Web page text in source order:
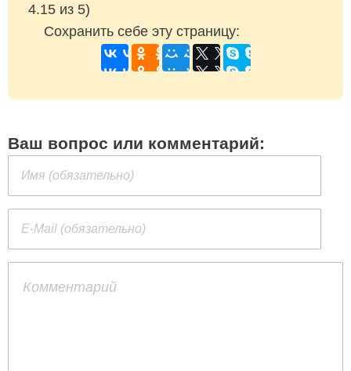
4.15 из 5)
Сохранить себе эту страницу:
Ваш вопрос или комментарий: